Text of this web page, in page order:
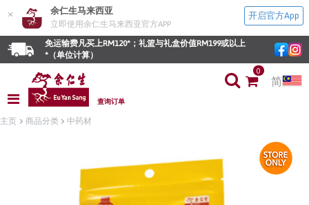
× 余仁生马来西亚
立即使用余仁生马来西亚官方APP
开启官方App
免运输费凡买上RM120*；礼篮与礼盒价值RM199或以上
*（单位计算）
查询订单
0
简
主页 商品分类 中药材